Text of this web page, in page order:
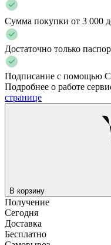
Сумма покупки от 3 000
Достаточно только
Подписание с помощью
Подробнее о работе
странице
В корзину
Получение
Сегодня
Доставка
Бесплатно